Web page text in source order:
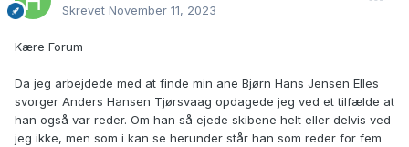
Skrevet November 11, 2023
Kære Forum
Da jeg arbejdede med at finde min ane Bjørn Hans Jensen Elles
svorger Anders Hansen Tjørsvaag opdagede jeg ved et tilfælde at
han også var reder. Om han så ejede skibene helt eller delvis ved
jeg ikke, men som i kan se herunder står han som reder for fem